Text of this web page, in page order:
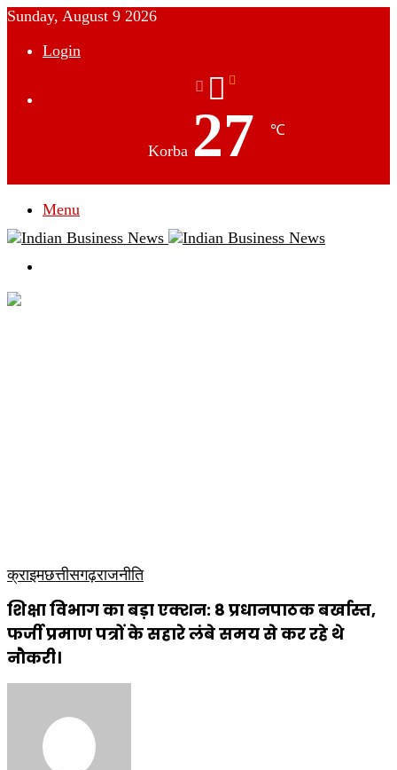
Sunday, August 9 2026
Login
Korba 27 ℃
Menu
क्राइमछत्तीसगढ़राजनीति
शिक्षा विभाग का बड़ा एक्शन: 8 प्रधानपाठक बर्खास्त,
फर्जी प्रमाण पत्रों के सहारे लंबे समय से कर रहे थे
नौकरी।